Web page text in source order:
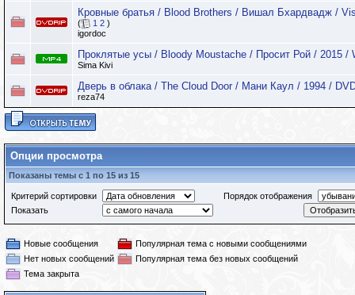
Кровные братья / Blood Brothers / Вишал Бхардвадж /
( 1 2 )
igordoc
Проклятые усы / Bloody Moustache / Просит Рой / 2015 /
Sima Kivi
Дверь в облака / The Cloud Door / Мани Каул / 1994 /
reza74
Опции просмотра
Показаны темы с 1 по 15 из 15
Критерий сортировки
Порядок отображения
Показать
Новые сообщения
Популярная тема с новыми сообщениями
Нет новых сообщений
Популярная тема без новых сообщений
Тема закрыта